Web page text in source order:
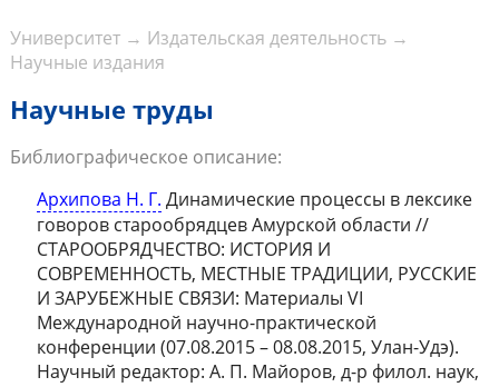
Университет→ Издательская деятельность→
Научные издания
Научные труды
Библиографическое описание:
Архипова Н. Г. Динамические процессы в лексике
говоров старообрядцев Амурской области //
СТАРООБРЯДЧЕСТВО: ИСТОРИЯ И
СОВРЕМЕННОСТЬ, МЕСТНЫЕ ТРАДИЦИИ, РУССКИЕ
И ЗАРУБЕЖНЫЕ СВЯЗИ: Материалы VI
Международной научно-практической
конференции (07.08.2015 – 08.08.2015, Улан-Удэ).
Научный редактор: А. П. Майоров, д-р филол. наук,